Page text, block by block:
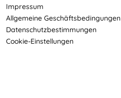
Impressum
Allgemeine Geschäftsbedingungen
Datenschutzbestimmungen
Cookie-Einstellungen